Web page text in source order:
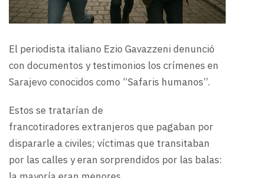
El periodista italiano Ezio Gavazzeni denunció
con documentos y testimonios los crímenes en
Sarajevo conocidos como “Safaris humanos”.
Estos se tratarían de
francotiradores extranjeros que pagaban por
dispararle a civiles; víctimas que transitaban
por las calles y eran sorprendidos por las balas: